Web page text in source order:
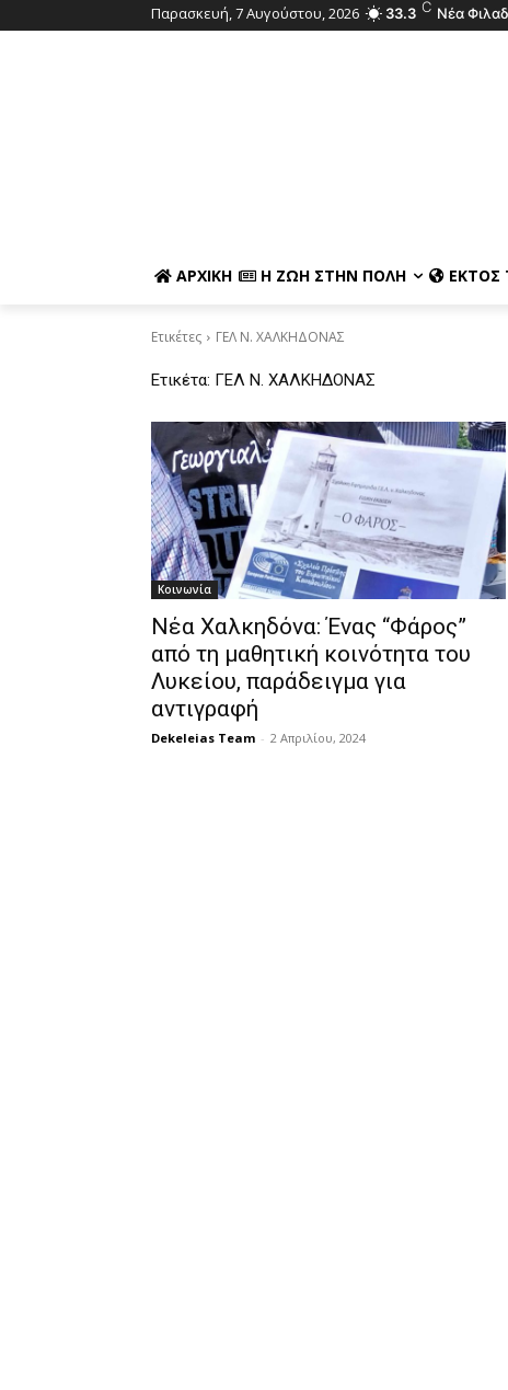
Παρασκευή, 7 Αυγούστου, 2026 33.3 C Νέα
ΑΡΧΙΚΉ Η ΖΩΉ ΣΤΗΝ ΠΌΛΗ ΕΚΤΌΣ
Ετικέτες ΓΕΛ Ν. ΧΑΛΚΗΔΟΝΑΣ
Ετικέτα: ΓΕΛ Ν. ΧΑΛΚΗΔΟΝΑΣ
Κοινωνία
Νέα Χαλκηδόνα: Ένας “Φάρος”
από τη μαθητική κοινότητα του
Λυκείου, παράδειγμα για
αντιγραφή
Dekeleias Team - 2 Απριλίου, 2024